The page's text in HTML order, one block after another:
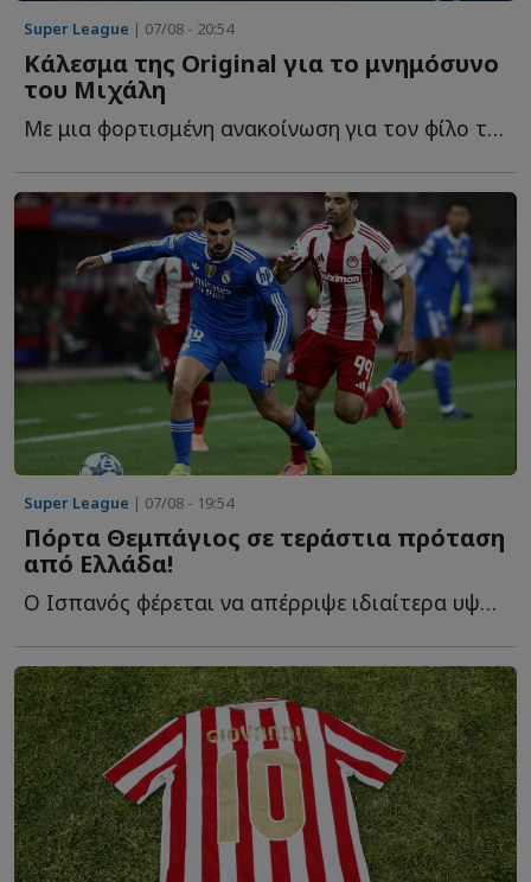
Super League | 07/08 - 20:54
Κάλεσμα της Original για το μνημόσυνο
του Μιχάλη
Με μια φορτισμένη ανακοίνωση για τον φίλο της ΑΕΚ που έ...
Super League | 07/08 - 19:54
Πόρτα Θεμπάγιος σε τεράστια πρόταση
από Ελλάδα!
Ο Ισπανός φέρεται να απέρριψε ιδιαίτερα υψηλή οικονομική π...